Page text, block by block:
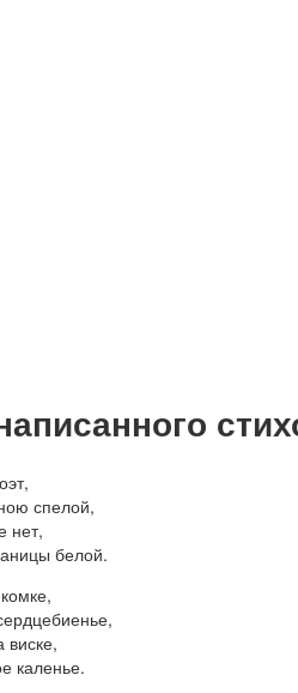
спелой,
нет,
белой.
виске,
каленье.